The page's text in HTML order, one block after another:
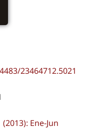
23464712.5021
Ene-Jun